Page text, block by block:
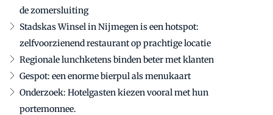
de zomersluiting
Stadskas Winsel in Nijmegen is een hotspot:
zelfvoorzienend restaurant op prachtige locatie
Regionale lunchketens binden beter met klanten
Gespot: een enorme bierpul als menukaart
Onderzoek: Hotelgasten kiezen vooral met hun
portemonnee.